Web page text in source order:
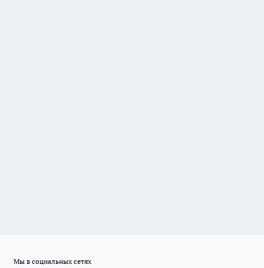
Мы в социальных сетях